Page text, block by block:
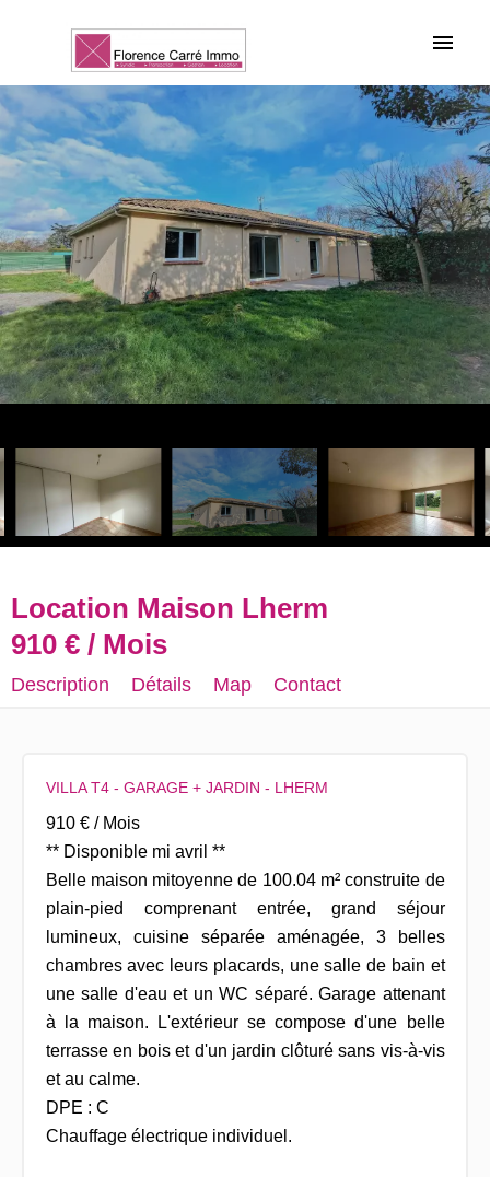
Location Maison Lherm
910 € / Mois
Description Détails Map Contact
VILLA T4 - GARAGE + JARDIN - LHERM
910 € / Mois
** Disponible mi avril **
Belle maison mitoyenne de 100.04 m² construite de
plain-pied comprenant entrée, grand séjour
lumineux, cuisine séparée aménagée, 3 belles
chambres avec leurs placards, une salle de bain et
une salle d'eau et un WC séparé. Garage attenant
à la maison. L'extérieur se compose d'une belle
terrasse en bois et d'un jardin clôturé sans vis-à-vis
et au calme.
DPE : C
Chauffage électrique individuel.